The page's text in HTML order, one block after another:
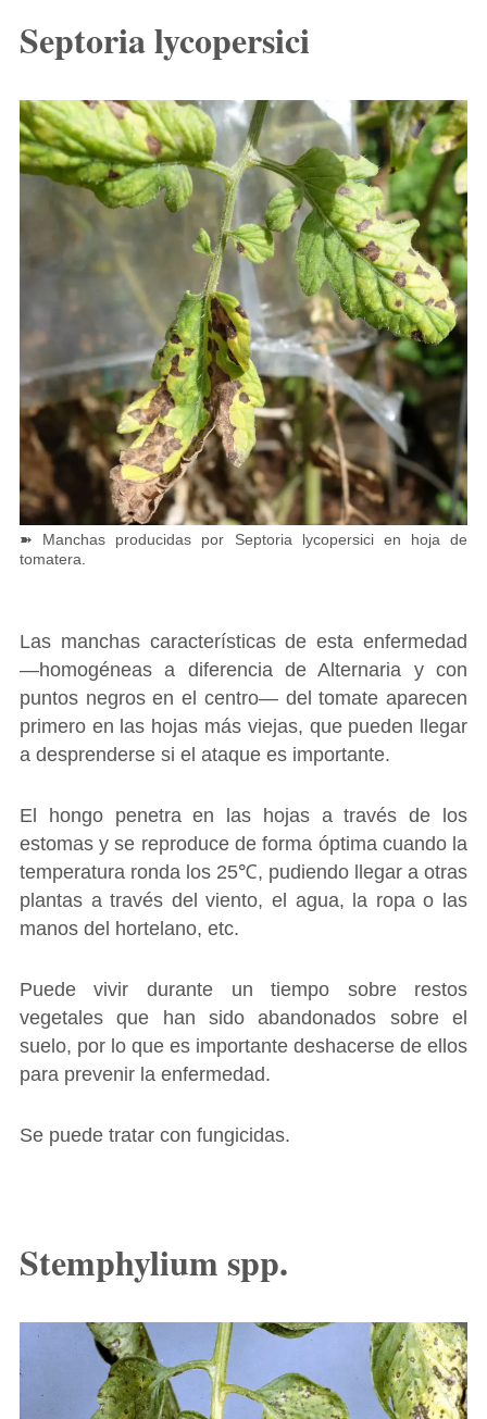
Septoria lycopersici
➽ Manchas producidas por Septoria lycopersici en hoja de
tomatera.
Las manchas características de esta enfermedad
―homogéneas a diferencia de Alternaria y con
puntos negros en el centro― del tomate aparecen
primero en las hojas más viejas, que pueden llegar
a desprenderse si el ataque es importante.
El hongo penetra en las hojas a través de los
estomas y se reproduce de forma óptima cuando la
temperatura ronda los 25℃, pudiendo llegar a otras
plantas a través del viento, el agua, la ropa o las
manos del hortelano, etc.
Puede vivir durante un tiempo sobre restos
vegetales que han sido abandonados sobre el
suelo, por lo que es importante deshacerse de ellos
para prevenir la enfermedad.
Se puede tratar con fungicidas.
Stemphylium spp.